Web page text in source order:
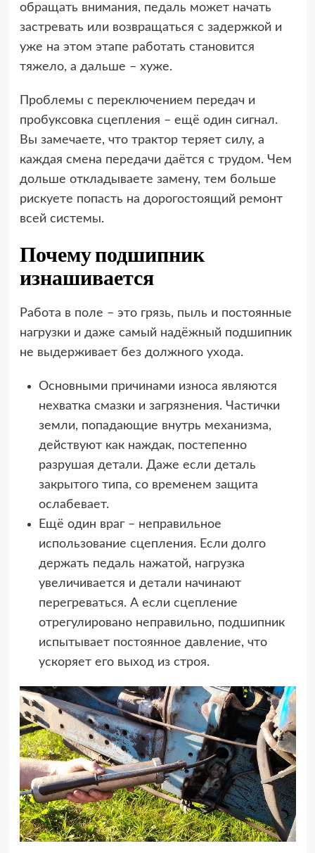
обращать внимания, педаль может начать
застревать или возвращаться с задержкой и
уже на этом этапе работать становится
тяжело, а дальше – хуже.
Проблемы с переключением передач и
пробуксовка сцепления – ещё один сигнал.
Вы замечаете, что трактор теряет силу, а
каждая смена передачи даётся с трудом. Чем
дольше откладываете замену, тем больше
рискуете попасть на дорогостоящий ремонт
всей системы.
Почему подшипник
изнашивается
Работа в поле – это грязь, пыль и постоянные
нагрузки и даже самый надёжный подшипник
не выдерживает без должного ухода.
Основными причинами износа являются
нехватка смазки и загрязнения. Частички
земли, попадающие внутрь механизма,
действуют как наждак, постепенно
разрушая детали. Даже если деталь
закрытого типа, со временем защита
ослабевает.
Ещё один враг – неправильное
использование сцепления. Если долго
держать педаль нажатой, нагрузка
увеличивается и детали начинают
перегреваться. А если сцепление
отрегулировано неправильно, подшипник
испытывает постоянное давление, что
ускоряет его выход из строя.